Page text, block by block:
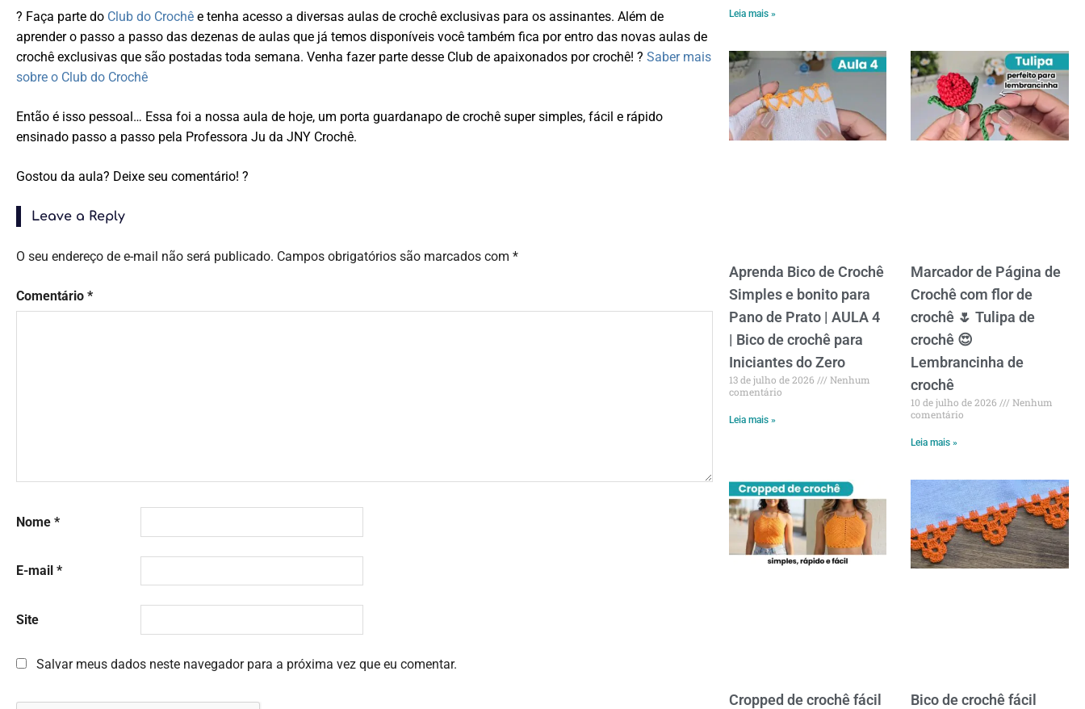
Leia mais »
Aprenda Bico de Crochê
Simples e bonito para
Pano de Prato | AULA 4
| Bico de crochê para
Iniciantes do Zero
13 de julho de 2026
Nenhum
comentário
Leia mais »
Marcador de Página de
Crochê com flor de
crochê 🌷 Tulipa de
crochê 😍
Lembrancinha de
crochê
10 de julho de 2026
Nenhum
comentário
Leia mais »
Cropped de crochê fácil
Bico de crochê fácil
? Faça parte do Club do Crochê e tenha acesso a diversas aulas de crochê exclusivas para os assinantes. Além de
aprender o passo a passo das dezenas de aulas que já temos disponíveis você também fica por entro das novas aulas de
crochê exclusivas que são postadas toda semana. Venha fazer parte desse Club de apaixonados por crochê! ? Saber mais
sobre o Club do Crochê
Então é isso pessoal… Essa foi a nossa aula de hoje, um porta guardanapo de crochê super simples, fácil e rápido
ensinado passo a passo pela Professora Ju da JNY Crochê.
Gostou da aula? Deixe seu comentário! ?
Leave a Reply
O seu endereço de e-mail não será publicado. Campos obrigatórios são marcados com*
Comentário*
Nome*
E-mail*
Site
Salvar meus dados neste navegador para a próxima vez que eu comentar.